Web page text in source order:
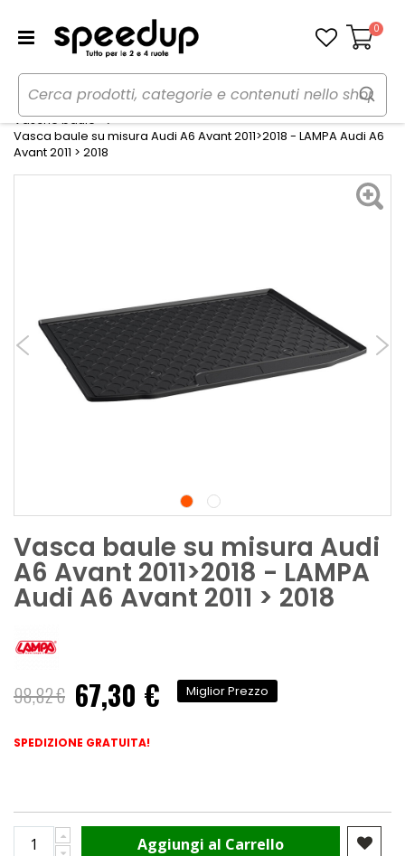
Carrello
0
Home Auto
Accessori interni e comfort
Vasche baule
Vasca baule su misura Audi A6 Avant 2011>2018 - LAMPA Audi A6
Avant 2011 > 2018
Vasca baule su misura Audi
A6 Avant 2011>2018 - LAMPA
Audi A6 Avant 2011 > 2018
98,82 €
Prezzo
speciale
67,30 € Miglior Prezzo
SPEDIZIONE GRATUITA!
Aggiungi al Carrello